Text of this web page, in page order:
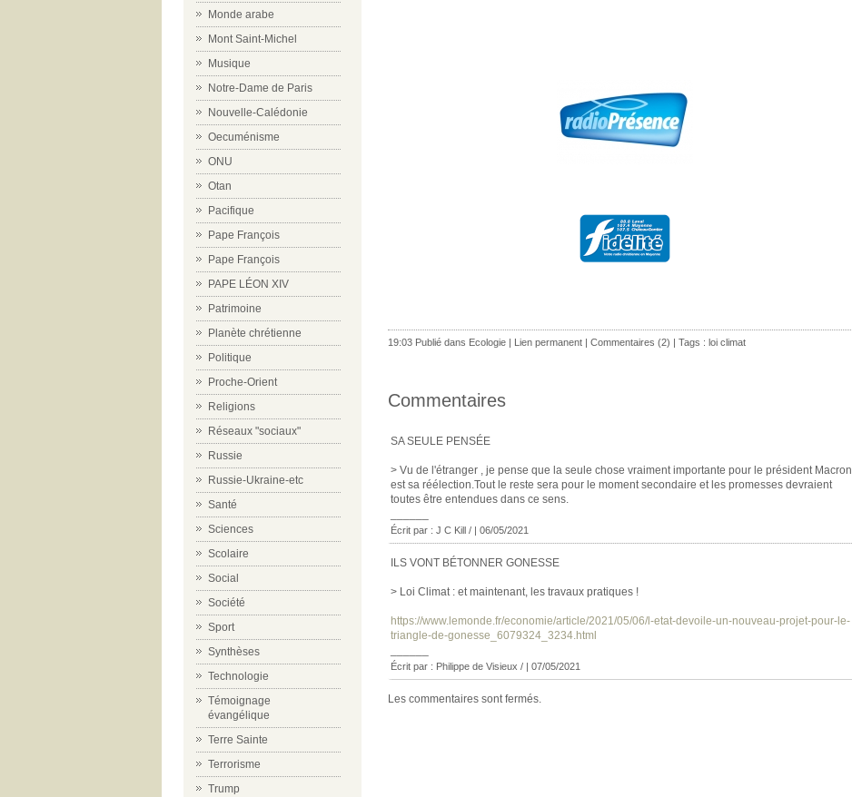
Monde arabe
Mont Saint-Michel
Musique
Notre-Dame de Paris
Nouvelle-Calédonie
Oecuménisme
ONU
Otan
Pacifique
Pape François
Pape François
PAPE LÉON XIV
Patrimoine
Planète chrétienne
Politique
Proche-Orient
Religions
Réseaux "sociaux"
Russie
Russie-Ukraine-etc
Santé
Sciences
Scolaire
Social
Société
Sport
Synthèses
Technologie
Témoignage
évangélique
Terre Sainte
Terrorisme
Trump
19:03 Publié dans Ecologie Lien permanent Commentaires (2) | Tags : loi climat
Commentaires
SA SEULE PENSÉE
> Vu de l'étranger , je pense que la seule chose vraiment importante pour le président Macron
est sa réélection.Tout le reste sera pour le moment secondaire et les promesses devraient
toutes être entendues dans ce sens.
Écrit par : J C Kill / | 06/05/2021
ILS VONT BÉTONNER GONESSE
> Loi Climat : et maintenant, les travaux pratiques !
https://www.lemonde.fr/economie/article/2021/05/06/l-etat-devoile-un-nouveau-projet-pour-le-
triangle-de-gonesse_6079324_3234.html
Écrit par : Philippe de Visieux / | 07/05/2021
Les commentaires sont fermés.